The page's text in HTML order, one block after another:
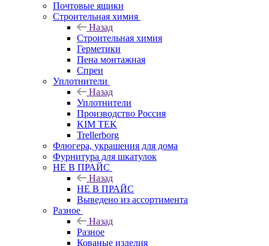
Почтовые ящики
Строительная химия
Назад
Строительная химия
Герметики
Пена монтажная
Спреи
Уплотнители
Назад
Уплотнители
Производство Россия
KIM TEK
Trellerborg
Флюгера, украшения для дома
Фурнитура для шкатулок
НЕ В ПРАЙС
Назад
НЕ В ПРАЙС
Выведено из ассортимента
Разное
Назад
Разное
Кованые изделия